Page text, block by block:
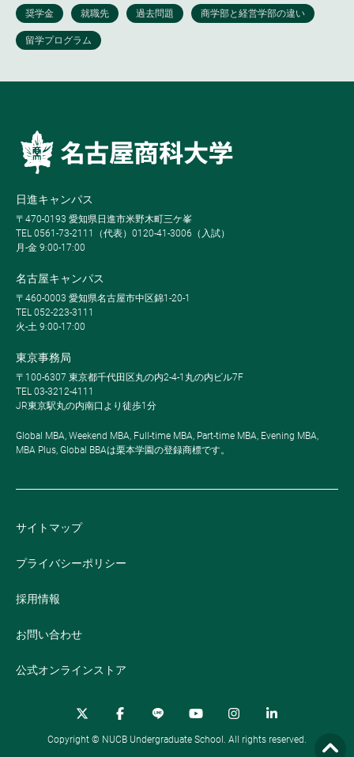
日進キャンパス
〒470-0193 愛知県日進市米野木町三ケ峯
TEL 0561-73-2111（代表）0120-41-3006（入試）
月-金 9:00-17:00
名古屋キャンパス
〒460-0003 愛知県名古屋市中区錦1-20-1
TEL 052-223-3111
火-土 9:00-17:00
東京事務局
〒100-6307 東京都千代田区丸の内2-4-1丸の内ビル7F
TEL 03-3212-4111
JR東京駅丸の内南口より徒歩1分
Global MBA, Weekend MBA, Full-time MBA, Part-time MBA, Evening MBA,
MBA Plus, Global BBAは栗本学園の登録商標です。
サイトマップ
プライバシーポリシー
採用情報
お問い合わせ
公式オンラインストア
Copyright © NUCB Undergraduate School. All rights reserved.